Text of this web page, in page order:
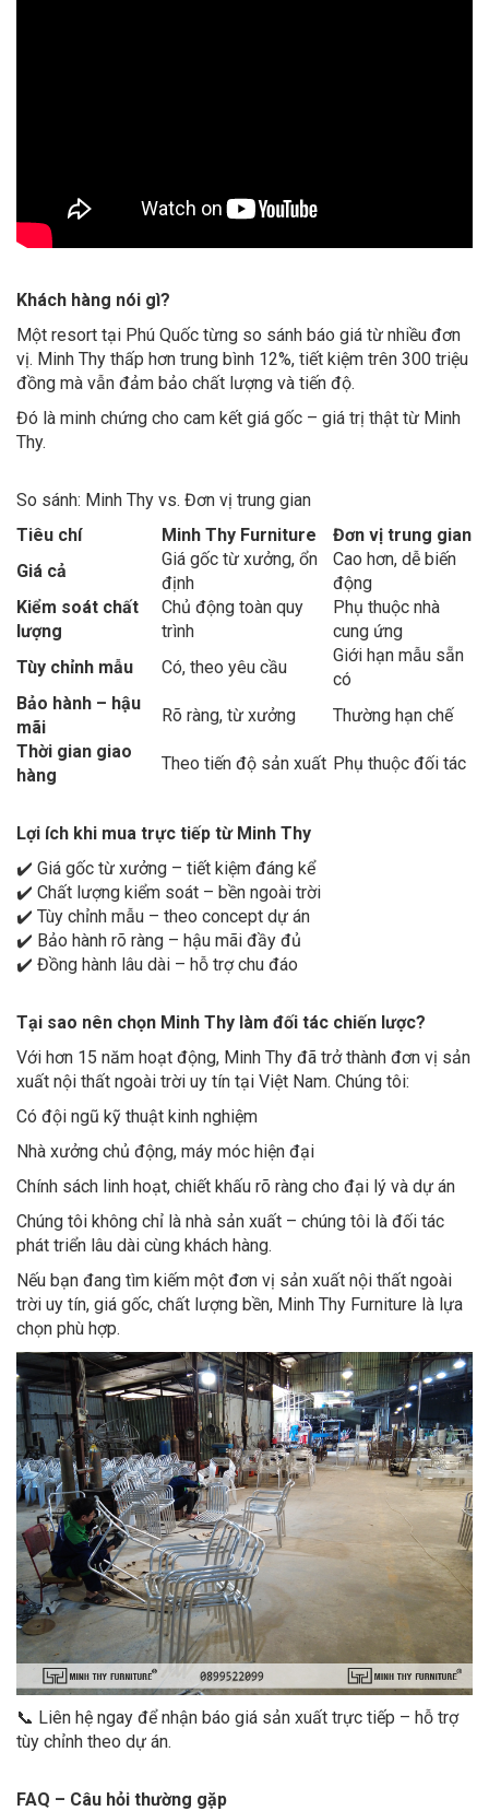
Khách hàng nói gì?
Một resort tại Phú Quốc từng so sánh báo giá từ nhiều đơn
vị. Minh Thy thấp hơn trung bình 12%, tiết kiệm trên 300 triệu
đồng mà vẫn đảm bảo chất lượng và tiến độ.
Đó là minh chứng cho cam kết giá gốc – giá trị thật từ Minh
Thy.
So sánh: Minh Thy vs. Đơn vị trung gian
Tiêu chí
Minh Thy Furniture
Đơn vị trung gian
Giá cả
Giá gốc từ xưởng, ổn
định
Cao hơn, dễ biến
động
Kiểm soát chất
lượng
Chủ động toàn quy
trình
Phụ thuộc nhà
cung ứng
Tùy chỉnh mẫu
Có, theo yêu cầu
Giới hạn mẫu sẵn
có
Bảo hành – hậu
mãi
Rõ ràng, từ xưởng
Thường hạn chế
Thời gian giao
hàng
Theo tiến độ sản xuất Phụ thuộc đối tác
Lợi ích khi mua trực tiếp từ Minh Thy
✔️ Giá gốc từ xưởng – tiết kiệm đáng kể
✔️ Chất lượng kiểm soát – bền ngoài trời
✔️ Tùy chỉnh mẫu – theo concept dự án
✔️ Bảo hành rõ ràng – hậu mãi đầy đủ
✔️ Đồng hành lâu dài – hỗ trợ chu đáo
Tại sao nên chọn Minh Thy làm đối tác chiến lược?
Với hơn 15 năm hoạt động, Minh Thy đã trở thành đơn vị sản
xuất nội thất ngoài trời uy tín tại Việt Nam. Chúng tôi:
Có đội ngũ kỹ thuật kinh nghiệm
Nhà xưởng chủ động, máy móc hiện đại
Chính sách linh hoạt, chiết khấu rõ ràng cho đại lý và dự án
Chúng tôi không chỉ là nhà sản xuất – chúng tôi là đối tác
phát triển lâu dài cùng khách hàng.
Nếu bạn đang tìm kiếm một đơn vị sản xuất nội thất ngoài
trời uy tín, giá gốc, chất lượng bền, Minh Thy Furniture là lựa
chọn phù hợp.
📞 Liên hệ ngay để nhận báo giá sản xuất trực tiếp – hỗ trợ
tùy chỉnh theo dự án.
FAQ – Câu hỏi thường gặp